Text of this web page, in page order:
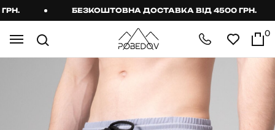
БЕЗКОШТОВНА ДОСТАВКА ВІД 4500 ГРН.
0